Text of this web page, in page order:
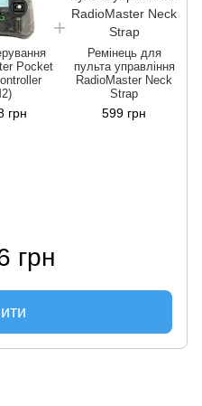
Pocket
грн
Ремінець для
пульта управління
RadioMaster Neck
Strap
599 грн
грн